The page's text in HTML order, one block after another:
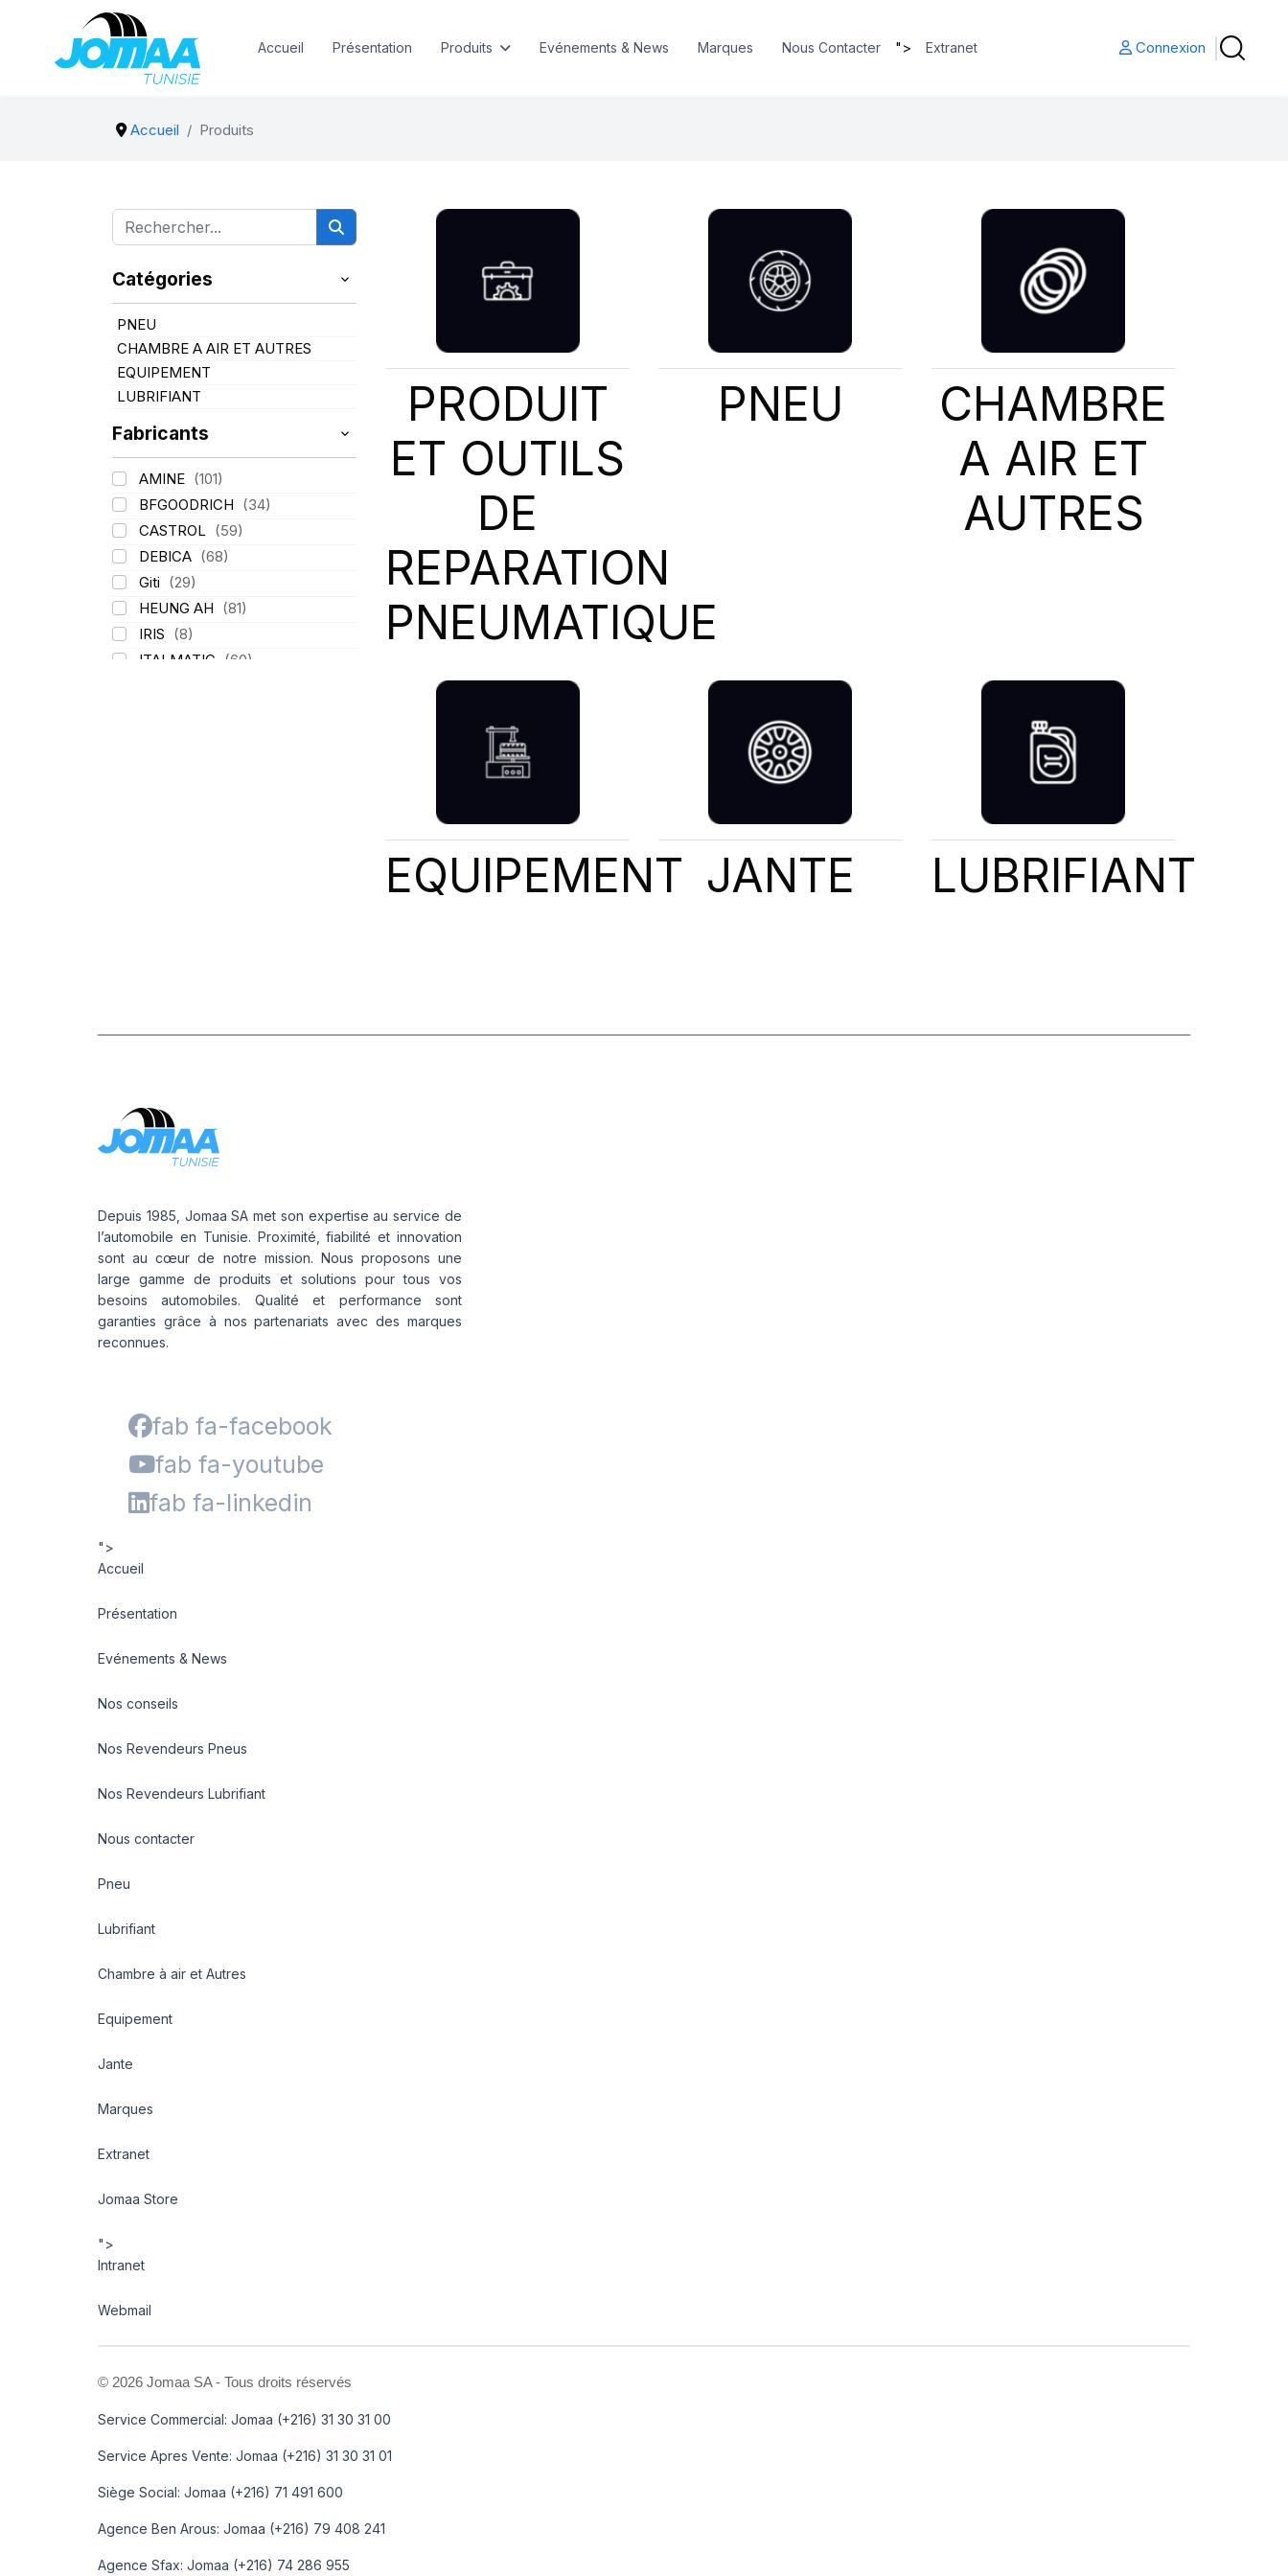
Accueil Présentation Produits Evénements & News Marques Nous Contacter "> Extranet Connexion
Accueil Produits
Catégories
PNEU
CHAMBRE A AIR ET AUTRES
EQUIPEMENT
LUBRIFIANT
Fabricants
AMINE (101)
BFGOODRICH (34)
CASTROL (59)
DEBICA (68)
Giti (29)
HEUNG AH (81)
IRIS (8)
ITALMATIC
(60)
PRODUIT
ET OUTILS
DE
REPARATION
PNEUMATIQUE
PNEU
CHAMBRE
A AIR ET
AUTRES
EQUIPEMENT JANTE LUBRIFIANT
Depuis 1985, Jomaa SA met son expertise au service de
l’automobile en Tunisie. Proximité, fiabilité et innovation
sont au cœur de notre mission. Nous proposons une
large gamme de produits et solutions pour tous vos
besoins automobiles. Qualité et performance sont
garanties grâce à nos partenariats avec des marques
reconnues.
fab fa-facebook
fab fa-youtube
fab fa-linkedin
">
Accueil
Présentation
Evénements & News
Nos conseils
Nos Revendeurs Pneus
Nos Revendeurs Lubrifiant
Nous contacter
Pneu
Lubrifiant
Chambre à air et Autres
Equipement
Jante
Marques
Extranet
Jomaa Store
">
Intranet
Webmail
© 2026 Jomaa SA - Tous droits réservés
Service Commercial: Jomaa (+216) 31 30 31 00
Service Apres Vente: Jomaa (+216) 31 30 31 01
Siège Social: Jomaa (+216) 71 491 600
Agence Ben Arous: Jomaa (+216) 79 408 241
Agence Sfax: Jomaa (+216) 74 286 955